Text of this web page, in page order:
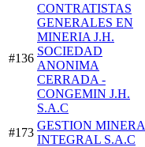
#136
CONTRATISTAS
GENERALES EN
MINERIA J.H.
SOCIEDAD
ANONIMA
CERRADA -
CONGEMIN J.H.
S.A.C
#173
GESTION MINERA
INTEGRAL S.A.C